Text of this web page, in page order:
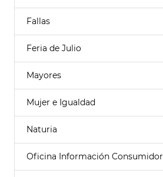
Fallas
Feria de Julio
Mayores
Mujer e Igualdad
Naturia
Oficina Información Consumidor